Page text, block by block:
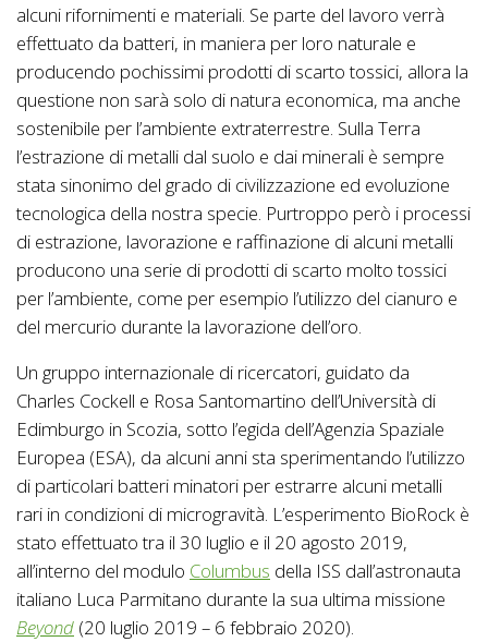
alcuni rifornimenti e materiali. Se parte del lavoro verrà
effettuato da batteri, in maniera per loro naturale e
producendo pochissimi prodotti di scarto tossici, allora la
questione non sarà solo di natura economica, ma anche
sostenibile per l’ambiente extraterrestre. Sulla Terra
l’estrazione di metalli dal suolo e dai minerali è sempre
stata sinonimo del grado di civilizzazione ed evoluzione
tecnologica della nostra specie. Purtroppo però i processi
di estrazione, lavorazione e raffinazione di alcuni metalli
producono una serie di prodotti di scarto molto tossici
per l’ambiente, come per esempio l’utilizzo del cianuro e
del mercurio durante la lavorazione dell’oro.
Un gruppo internazionale di ricercatori, guidato da
Charles Cockell e Rosa Santomartino dell’Università di
Edimburgo in Scozia, sotto l’egida dell’Agenzia Spaziale
Europea (ESA), da alcuni anni sta sperimentando l’utilizzo
di particolari batteri minatori per estrarre alcuni metalli
rari in condizioni di microgravità. L’esperimento BioRock è
stato effettuato tra il 30 luglio e il 20 agosto 2019,
all’interno del modulo Columbus della ISS dall’astronauta
italiano Luca Parmitano durante la sua ultima missione
Beyond (20 luglio 2019 – 6 febbraio 2020).